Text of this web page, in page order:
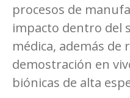
procesos de
impacto dentro del
médica, además de
demostración en
biónicas de alta